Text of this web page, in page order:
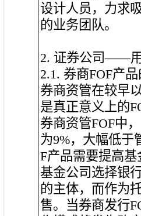
设计人员，力求
的业务团队。
2. 证券公司——用
2.1. 券商FOF产
券商资管在较早
是真正意义上的
券商资管FOF中
为9%，大幅低于
F产品需要提高
基金公司选择银
的主体，而作为
售。当券商发行